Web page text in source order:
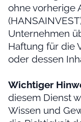
ohne vorherige
Unternehmen
Haftung für die
oder dessen
Wichtiger
diesem Dienst
Wissen und